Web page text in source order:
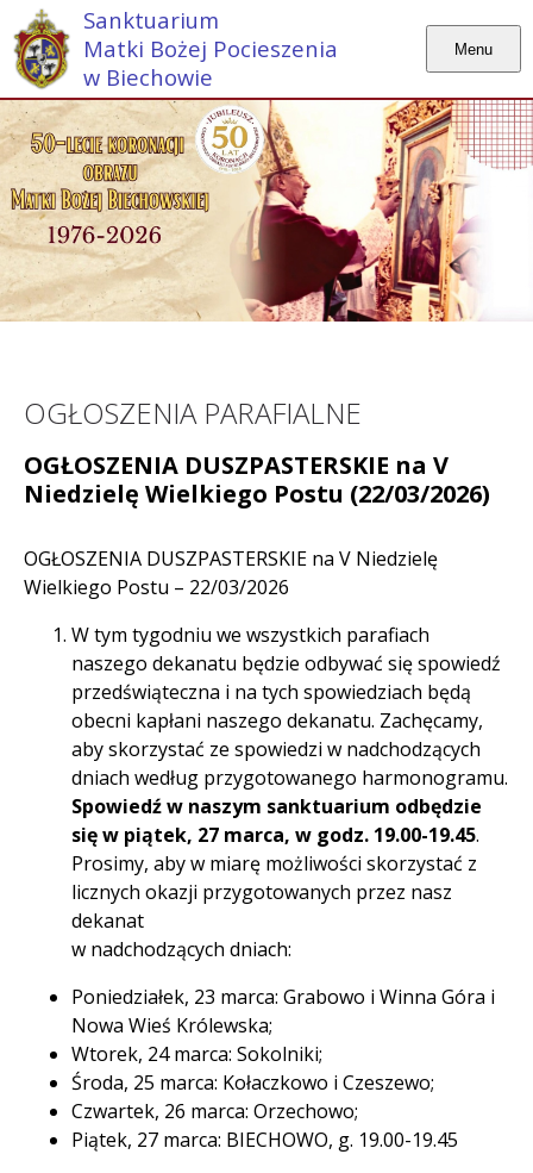
Sanktuarium
Matki Bożej Pocieszenia
w Biechowie
Menu
OGŁOSZENIA PARAFIALNE
OGŁOSZENIA DUSZPASTERSKIE na V
Niedzielę Wielkiego Postu (22/03/2026)
OGŁOSZENIA DUSZPASTERSKIE na V Niedzielę
Wielkiego Postu – 22/03/2026
W tym tygodniu we wszystkich parafiach
naszego dekanatu będzie odbywać się spowiedź
przedświąteczna i na tych spowiedziach będą
obecni kapłani naszego dekanatu. Zachęcamy,
aby skorzystać ze spowiedzi w nadchodzących
dniach według przygotowanego harmonogramu.
Spowiedź w naszym sanktuarium odbędzie
się w piątek, 27 marca, w godz. 19.00-19.45.
Prosimy, aby w miarę możliwości skorzystać z
licznych okazji przygotowanych przez nasz
dekanat
w nadchodzących dniach:
Poniedziałek, 23 marca: Grabowo i Winna Góra i
Nowa Wieś Królewska;
Wtorek, 24 marca: Sokolniki;
Środa, 25 marca: Kołaczkowo i Czeszewo;
Czwartek, 26 marca: Orzechowo;
Piątek, 27 marca: BIECHOWO, g. 19.00-19.45